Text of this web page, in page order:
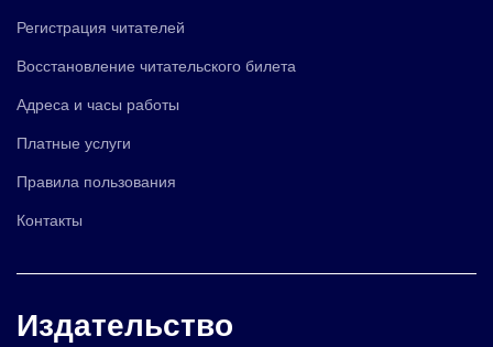
Регистрация читателей
Восстановление читательского билета
Адреса и часы работы
Платные услуги
Правила пользования
Контакты
Издательство